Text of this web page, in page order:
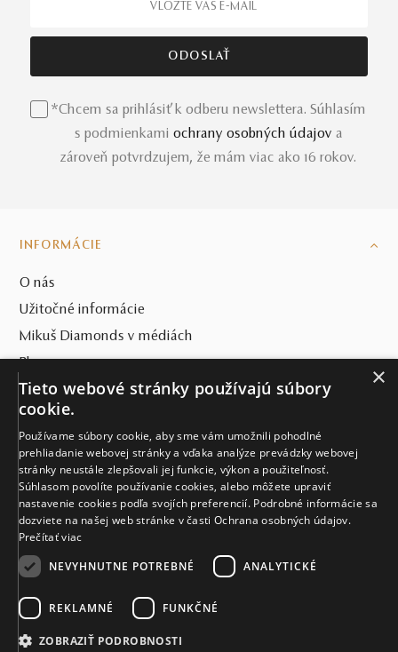
*Chcem sa prihlásiť k odberu newslettera. Súhlasím
s podmienkami ochrany osobných údajov a
zároveň potvrdzujem, že mám viac ako 16 rokov.
INFORMÁCIE
O nás
Užitočné informácie
Mikuš Diamonds v médiách
Blog
SVET MIKUŠ DIAMONDS
VŠETKO O NÁKUPE
KONTAKT
Naše klenotníctva
Sídlo spoločnosti
×
Tieto webové stránky používajú súbory
cookie.
Používame súbory cookie, aby sme vám umožnili pohodlné
prehliadanie webovej stránky a vďaka analýze prevádzky webovej
stránky neustále zlepšovali jej funkcie, výkon a použiteľnosť.
Súhlasom povolíte používanie cookies, alebo môžete upraviť
nastavenie cookies podľa svojích preferencií. Podrobné informácie sa
dozviete na našej web stránke v časti Ochrana osobných údajov.
Prečítať viac
NEVYHNUTNE POTREBNÉ
ANALYTICKÉ
REKLAMNÉ FUNKČNÉ
ZOBRAZIŤ PODROBNOSTI